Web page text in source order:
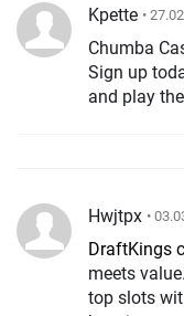
Kpette •
Chumba
Sign up
and play
Hwjtpx •
DraftKings
meets
top slots